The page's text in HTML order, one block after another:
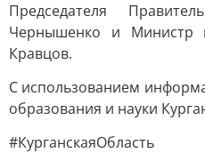
Председателя
Чернышенко и Министр
Кравцов.
С использованием
образования и науки
#КурганскаяОбласть